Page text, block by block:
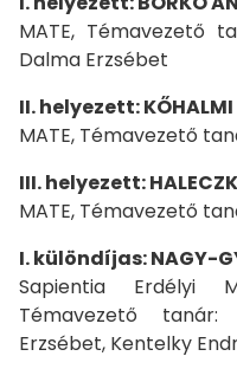
MATE, Témavezető
Dalma Erzsébet
II. helyezett: KŐHALMI
MATE, Témavezető
III. helyezett:
MATE, Témavezető
I. különdíjas: NAGY-
Sapientia Erdélyi
Témavezető tanár:
Erzsébet, Kentelky